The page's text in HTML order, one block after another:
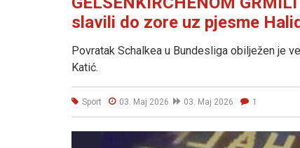
slavili do zore uz pjesme
Povratak Schalkea u Bundesliga obilježen je
Katić.
Sport 03. Maj 2026 03. Maj 2026 1